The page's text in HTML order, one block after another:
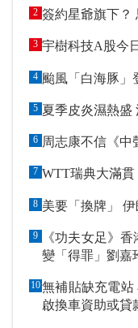
2
3 宇樹科技A股今
4 颱風「白海豚
5
6 周志康不信《中
7 WTT瑞典大滿
8 美要「換牌」
9
《功夫女足》香港首映 星媽罕有撐
變「得罪」劉嘉
10無補貼缺充電站 小巴轉